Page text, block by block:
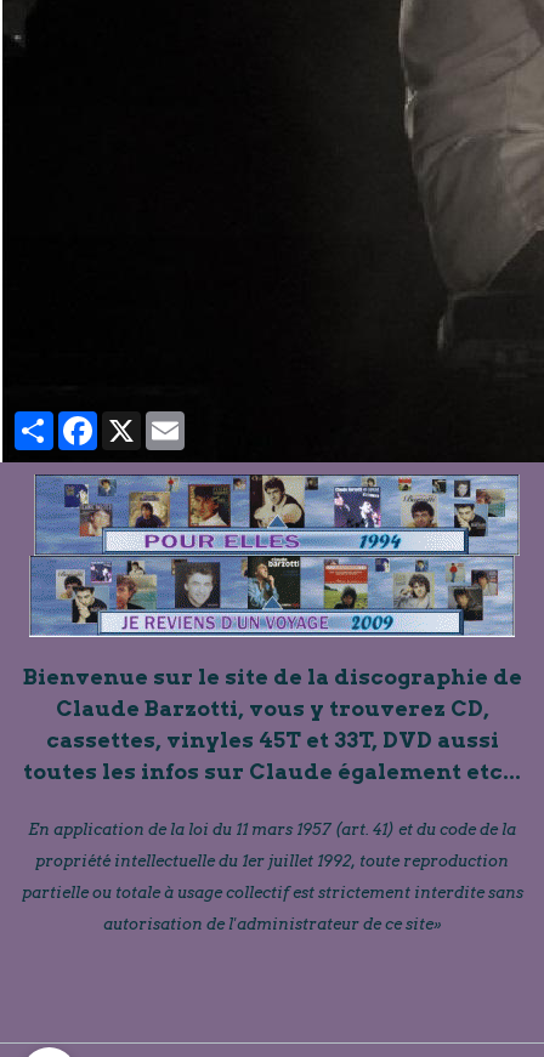
PartagerFacebook
X
Bienvenue sur le site de la discographie de
Claude Barzotti, vous y trouverez CD,
cassettes, vinyles 45T et 33T, DVD aussi
toutes les infos sur Claude également etc...
En application de la loi du 11 mars 1957 (art. 41) et du code de la
propriété intellectuelle du 1er juillet 1992, toute reproduction
partielle ou totale à usage collectif est strictement interdite sans
autorisation de l'administrateur de ce site»